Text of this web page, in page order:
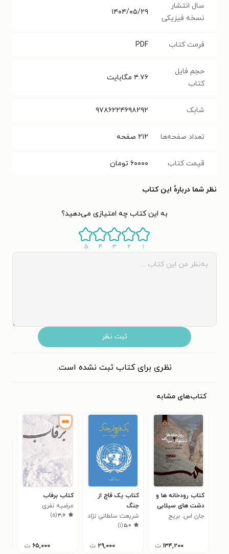
سال انتشار
نسخه فیزیکی
۱۴۰۴/۰۵/۲۹
فرمت کتاب PDF
حجم فایل
کتاب
۴.۷۶ مگابایت
شابک ۹۷۸۶۲۲۴۶۹۸۲۹۲
تعداد صفحه‌ها ۲۱۲ صفحه
قیمت کتاب ۶۰۰۰۰ تومان
نظر شما دربارهٔ این کتاب
به این کتاب چه امتیازی می‌دهید؟
۱ ۲ ۳ ۴ ۵
ثبت نظر
نظری برای کتاب ثبت نشده است.
کتاب‌های مشابه
کتاب رودخانه ها و
دشت های سیلابی
(جلد اول)
جان اس. بریج
۱۳۴,۲۰۰ ت
کتاب یک قاچ از
جنگ
شریعت سلطانی نژاد
۵٫۰(۱)
۲۹,۰۰۰ ت
کتاب برفاب
مرضیه نفری
۳٫۶(۵)
۶۵,۰۰۰ ت